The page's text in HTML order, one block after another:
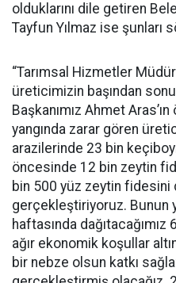
olduklarını dile getiren
Tayfun Yılmaz ise şunları
“Tarımsal Hizmetler
üreticimizin başından
Başkanımız Ahmet
yangında zarar gören
arazilerinde 23 bin
öncesinde 12 bin zeytin
bin 500 yüz zeytin fidesini
gerçekleştiriyoruz. Bunun
haftasında dağıtacağımız
ağır ekonomik koşullar
bir nebze olsun katkı